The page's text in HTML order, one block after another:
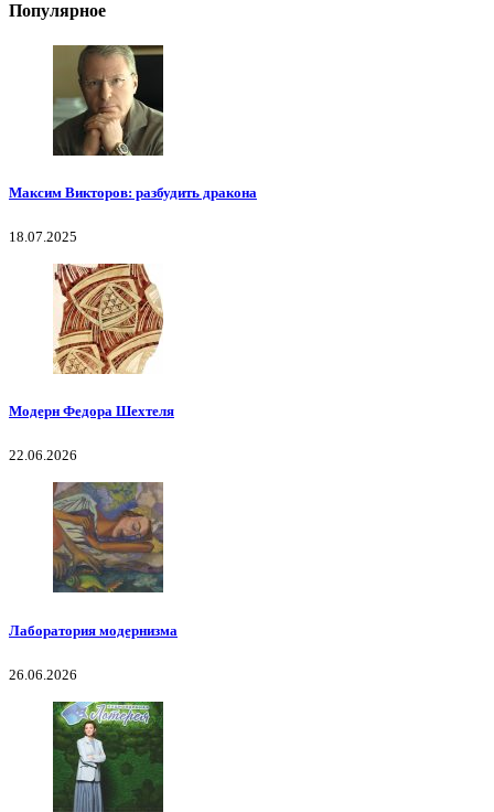
Популярное
Максим Викторов: разбудить дракона
18.07.2025
Модерн Федора Шехтеля
22.06.2026
Лаборатория модернизма
26.06.2026